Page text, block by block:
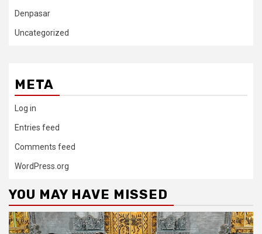
Denpasar
Uncategorized
META
Log in
Entries feed
Comments feed
WordPress.org
YOU MAY HAVE MISSED